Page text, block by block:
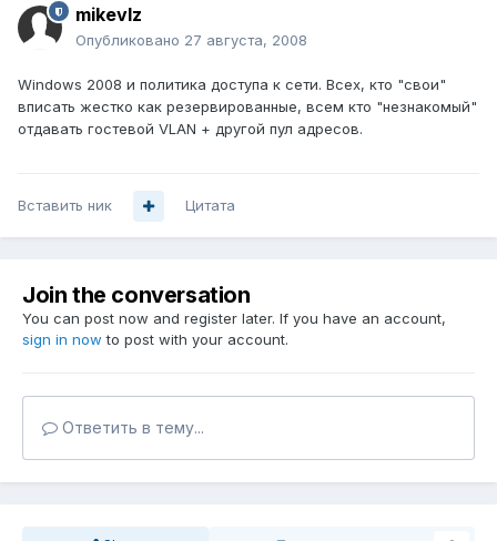
mikevlz
Опубликовано 27 августа, 2008
Windows 2008 и политика доступа к сети. Всех, кто "свои"
вписать жестко как резервированные, всем кто "незнакомый"
отдавать гостевой VLAN + другой пул адресов.
Вставить ник Цитата
Join the conversation
You can post now and register later. If you have an account,
sign in now to post with your account.
Ответить в тему...